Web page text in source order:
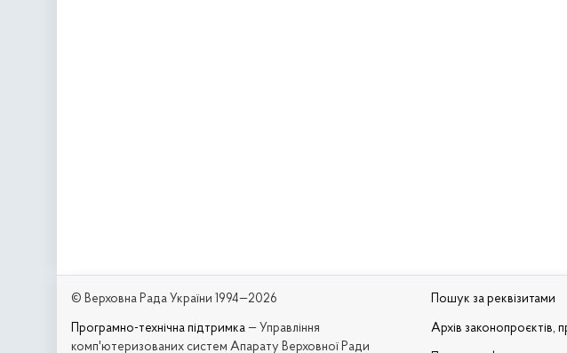
© Верховна Рада України 1994—2026
Програмно-технічна підтримка — Управління
комп'ютеризованих систем Апарату Верховної Ради
Пошук за реквізитами
Архів законопроєктів,